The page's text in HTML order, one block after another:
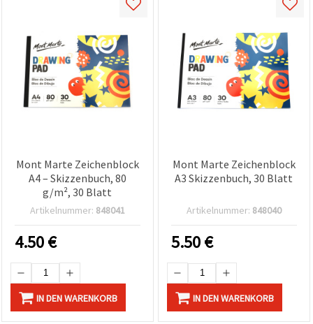
Mont Marte Zeichenblock
A4 – Skizzenbuch, 80
g/m², 30 Blatt
Artikelnummer: 848041
4.50€
IN DEN WARENKORB
Mont Marte Zeichenblock
A3 Skizzenbuch, 30 Blatt
Artikelnummer: 848040
5.50€
IN DEN WARENKORB